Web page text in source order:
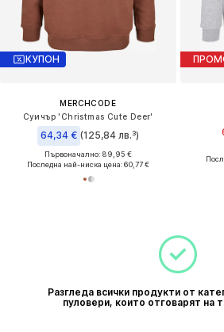
КУПОН
MERCHCODE
Суичър 'Christmas Cute Deer'
64,34 € (125,84 лв.³)
Първоначално: 89,95 €
Последна най-ниска цена:60,77 €
Разгледа всички продукти от
пуловери, които отговарят на